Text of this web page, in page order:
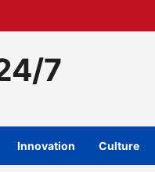
7
Innovation Culture